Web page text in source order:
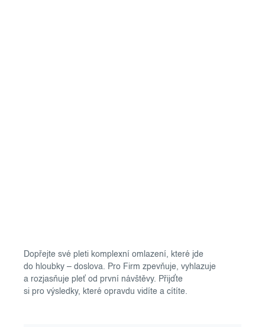
Dopřejte své pleti komplexní omlazení, které jde
do hloubky – doslova. Pro Firm zpevňuje, vyhlazuje
a rozjasňuje pleť od první návštěvy. Přijďte
si pro výsledky, které opravdu vidíte a cítíte.